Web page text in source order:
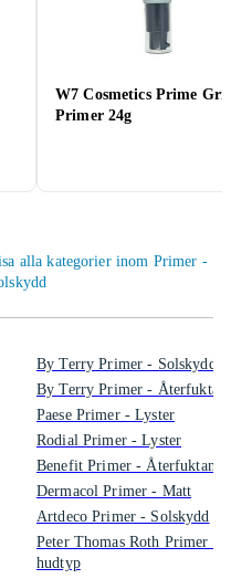
W7 Cosmetics Prime
Primer 24g
alla kategorier inom Primer -
By Terry Primer - Solskydd
By Terry Primer -
Paese Primer - Lyster
Rodial Primer - Lyster
Benefit Primer - Återfuktande
Dermacol Primer - Matt
Artdeco Primer - Solskydd
Peter Thomas Roth Primer -
hudtyp